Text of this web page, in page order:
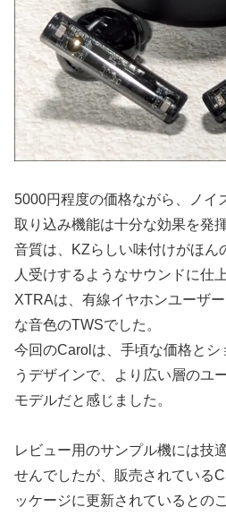
5000円程度の価格ながら、ノイ
取り込み機能は十分な効果を発
音質は、KZらしい味付けがほん
人受けするようなサウンドに仕
XTRAは、有線イヤホンユーザ
な音色のTWSでした。
今回のCarolは、手頃な価格とシ
うデザインで、より広い層のユ
モデルだと感じました。
レビュー用のサンプル機には技
せんでしたが、販売されている
ッケージに更新されているとの